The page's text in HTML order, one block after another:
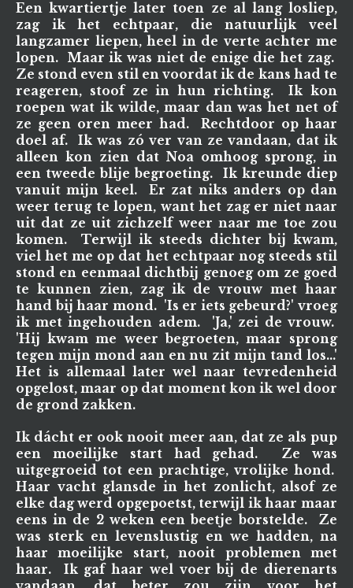
Een kwartiertje later toen ze al lang losliep,
zag ik het echtpaar, die natuurlijk veel
langzamer liepen, heel in de verte achter me
lopen. Maar ik was niet de enige die het zag.
Ze stond even stil en voordat ik de kans had te
reageren, stoof ze in hun richting. Ik kon
roepen wat ik wilde, maar dan was het net of
ze geen oren meer had. Rechtdoor op haar
doel af. Ik was zó ver van ze vandaan, dat ik
alleen kon zien dat Noa omhoog sprong, in
een tweede blije begroeting. Ik kreunde diep
vanuit mijn keel. Er zat niks anders op dan
weer terug te lopen, want het zag er niet naar
uit dat ze uit zichzelf weer naar me toe zou
komen. Terwijl ik steeds dichter bij kwam,
viel het me op dat het echtpaar nog steeds stil
stond en eenmaal dichtbij genoeg om ze goed
te kunnen zien, zag ik de vrouw met haar
hand bij haar mond. 'Is er iets gebeurd?' vroeg
ik met ingehouden adem. 'Ja,' zei de vrouw.
'Hij kwam me weer begroeten, maar sprong
tegen mijn mond aan en nu zit mijn tand los...'
Het is allemaal later wel naar tevredenheid
opgelost, maar op dat moment kon ik wel door
de grond zakken.
Ik dácht er ook nooit meer aan, dat ze als pup
een moeilijke start had gehad. Ze was
uitgegroeid tot een prachtige, vrolijke hond.
Haar vacht glansde in het zonlicht, alsof ze
elke dag werd opgepoetst, terwijl ik haar maar
eens in de 2 weken een beetje borstelde. Ze
was sterk en levenslustig en we hadden, na
haar moeilijke start, nooit problemen met
haar. Ik gaf haar wel voer bij de dierenarts